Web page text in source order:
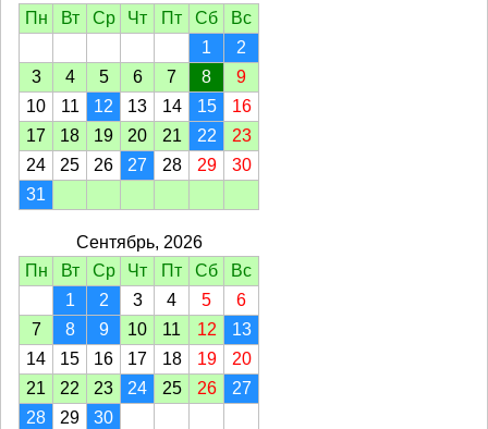
Пн
Вт Ср Чт Пт Сб
Вс
1
2
3
4 5 6 7 8
9
10
11 12 13 14 15
16
17
18 19 20 21 22
23
24
25 26 27 28 29
30
31
Сентябрь, 2026
Пн
Вт Ср Чт Пт Сб
Вс
1
2 3 4 5
6
7
8 9 10 11 12
13
14
15 16 17 18 19
20
21
22 23 24 25 26
27
28
29 30